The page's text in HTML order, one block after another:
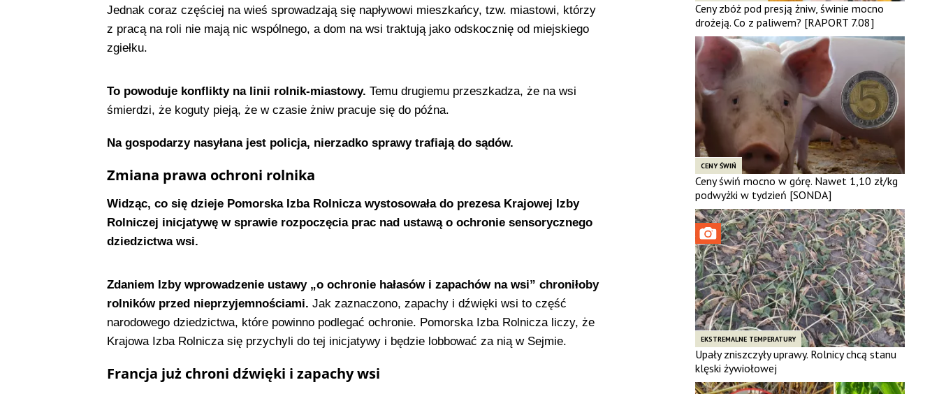
Jednak coraz częściej na wieś sprowadzają się napływowi mieszkańcy, tzw. miastowi, którzy
z pracą na roli nie mają nic wspólnego, a dom na wsi traktują jako odskocznię od miejskiego
zgiełku.
To powoduje konflikty na linii rolnik-miastowy. Temu drugiemu przeszkadza, że na wsi
śmierdzi, że koguty pieją, że w czasie żniw pracuje się do późna.
Na gospodarzy nasyłana jest policja, nierzadko sprawy trafiają do sądów.
Zmiana prawa ochroni rolnika
Widząc, co się dzieje Pomorska Izba Rolnicza wystosowała do prezesa Krajowej Izby
Rolniczej inicjatywę w sprawie rozpoczęcia prac nad ustawą o ochronie sensorycznego
dziedzictwa wsi.
Zdaniem Izby wprowadzenie ustawy „o ochronie hałasów i zapachów na wsi” chroniłoby
rolników przed nieprzyjemnościami. Jak zaznaczono, zapachy i dźwięki wsi to część
narodowego dziedzictwa, które powinno podlegać ochronie. Pomorska Izba Rolnicza liczy, że
Krajowa Izba Rolnicza się przychyli do tej inicjatywy i będzie lobbować za nią w Sejmie.
Francja już chroni dźwięki i zapachy wsi
Ceny zbóż pod presją żniw, świnie mocno
drożeją. Co z paliwem? [RAPORT 7.08]
CENY ŚWIŃ
Ceny świń mocno w górę. Nawet 1,10 zł/kg
podwyżki w tydzień [SONDA]
EKSTREMALNE TEMPERATURY
Upały zniszczyły uprawy. Rolnicy chcą stanu
klęski żywiołowej